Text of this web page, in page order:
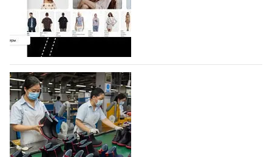
На платформе Lamoda - новый раздел и
условия продвижения локальных
дизайнерских марок
Российский маркетплейс Lamoda решил обновить